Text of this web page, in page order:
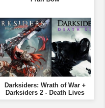
Darksiders: Wrath of War +
Darksiders 2 - Death Lives